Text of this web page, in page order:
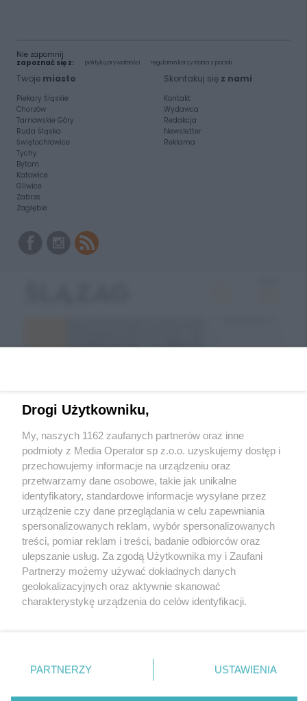
Nie zapomnij
zapoznać się z:
polityką prywatności regulamin korzystania z portali
Twoje miasto
Piekary Śląskie
Chorzów
Tarnowskie Góry
Ruda Śląska
Świętochłowice
Tychy
Bytom
Katowice
Gliwice
Zabrze
Zagłębie
Skontakuj się z nami
Kontakt
Wydawca
Redakcja
Newsletter
Reklama
Wróć do strony głównej
ślązag.pl
0%
Drogi Użytkowniku,
My, naszych 1162 zaufanych partnerów oraz inne
podmioty z Media Operator sp z.o.o. uzyskujemy dostęp i
przechowujemy informacje na urządzeniu oraz
przetwarzamy dane osobowe, takie jak unikalne
identyfikatory, standardowe informacje wysyłane przez
urządzenie czy dane przeglądania w celu zapewniania
spersonalizowanych reklam, wybór spersonalizowanych
treści, pomiar reklam i treści, badanie odbiorców oraz
ulepszanie usług. Za zgodą Użytkownika my i Zaufani
Partnerzy możemy używać dokładnych danych
geolokalizacyjnych oraz aktywnie skanować
charakterystykę urządzenia do celów identyfikacji.
zmienić/wycofać klikając przycisk ustawień prywatności
znajdujący się w lewym dolnym rogu strony
rodzaje przetwarzania danych nie wymagają zgody
PARTNERZY USTAWIENIA